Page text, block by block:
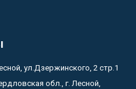
ул.Дзержинского, 2 стр.1
обл., г. Лесной,